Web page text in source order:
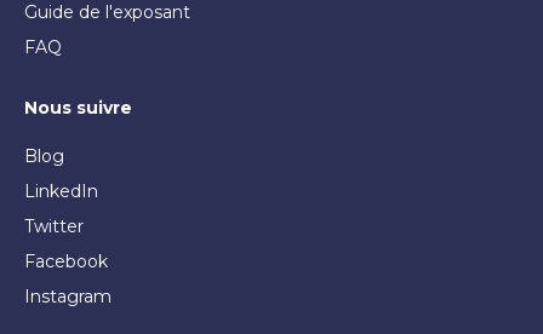
Guide de l'exposant
FAQ
Nous suivre
Blog
LinkedIn
Twitter
Facebook
Instagram